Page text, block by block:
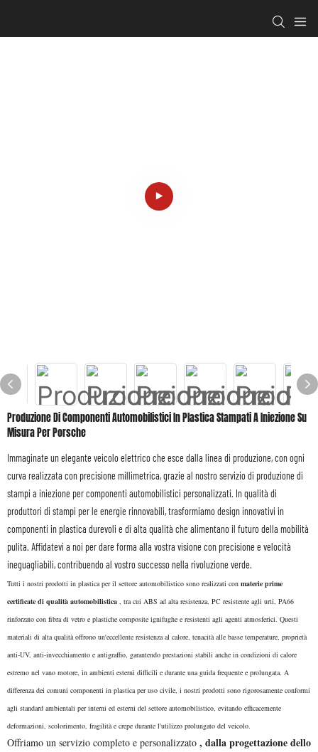
Produzione Di Componenti Automobilistici In Plastica Stampati A Iniezione Su
Misura Per Porsche
Immaginate un elegante veicolo elettrico che esce dalla linea di produzione, con ogni
curva realizzata con precisione millimetrica, grazie al nostro servizio di produzione di
stampi a iniezione per componenti automobilistici personalizzati. In qualità di
produttori di stampi per le energie rinnovabili, trasformiamo design innovativi in ​​
componenti in plastica durevoli e di alta qualità che alimentano il futuro della mobilità
pulita. Affidatevi a noi per dare forma alla vostra visione con precisione e velocità
ineguagliabili, contribuendo al vostro successo nella rivoluzione verde.
Tutti i nostri prodotti in plastica per il settore automobilistico sono realizzati con materie prime
certificate di qualità automobilistica , tra cui ABS ad alta resistenza, PC resistente agli urti, PA66
rinforzato con fibra di vetro e plastiche composite ignifughe e resistenti agli agenti atmosferici. Questi
materiali di alta qualità offrono un'eccellente resistenza al calore, tenacità alle basse temperature, proprietà
anti-UV, anti-invecchiamento e antigraffio, garantendo prestazioni stabili anche in condizioni di calore
estremo nel vano motore, in ambienti esterni difficili e durante una guida frequente e prolungata. A
differenza dei comuni componenti in plastica per uso civile, i nostri prodotti sono rigorosamente conformi
agli standard ambientali per interni ed esterni del settore automobilistico, evitando efficacemente
deformazioni, scolorimento, fragilità e crepe durante l'utilizzo prolungato del veicolo.
Offriamo un servizio completo e personalizzato , dalla progettazione dello